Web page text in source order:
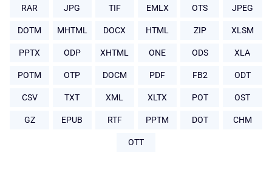
RAR JPG TIF EMLX OTS JPEG
DOTM MHTML DOCX HTML ZIP XLSM
PPTX ODP XHTML ONE ODS XLA
POTM OTP DOCM PDF FB2 ODT
CSV TXT XML XLTX POT OST
GZ EPUB RTF PPTM DOT CHM
OTT